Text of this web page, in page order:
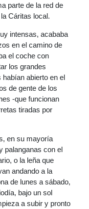
parte de la red de
Cáritas local.
intensas, acababa
en el camino de
el coche con
los grandes
abierto en el
de gente de los
-que funcionan
tiradas por
en su mayoría
palanganas con el
o la leña que
andando a la
de lunes a sábado,
bajo un sol
a subir y pronto